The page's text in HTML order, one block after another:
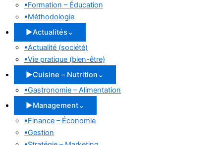
▪Formation – Éducation
▪Méthodologie
▶Actualités ⌄
▪Actualité (société)
▪Vie pratique (bien-être)
▶Cuisine – Nutrition ⌄
▪Gastronomie – Alimentation
▶Management⌄
▪Finance – Économie
▪Gestion